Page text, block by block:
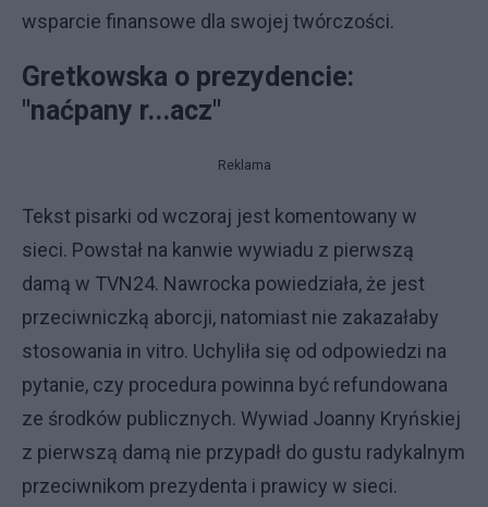
wsparcie finansowe dla swojej twórczości.
Gretkowska o prezydencie:
"naćpany r...acz"
Reklama
Tekst pisarki od wczoraj jest komentowany w
sieci. Powstał na kanwie wywiadu z pierwszą
damą w TVN24. Nawrocka powiedziała, że jest
przeciwniczką aborcji, natomiast nie zakazałaby
stosowania in vitro. Uchyliła się od odpowiedzi na
pytanie, czy procedura powinna być refundowana
ze środków publicznych. Wywiad Joanny Kryńskiej
z pierwszą damą nie przypadł do gustu radykalnym
przeciwnikom prezydenta i prawicy w sieci.